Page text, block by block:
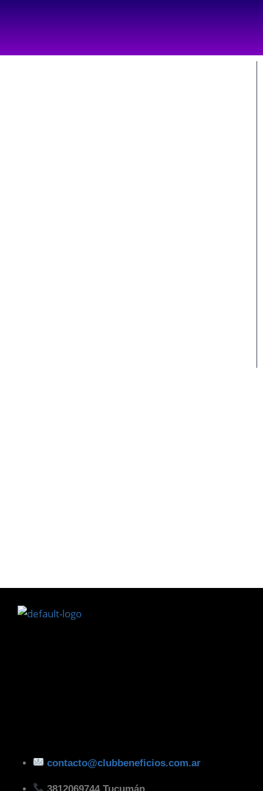
contacto@clubbeneficios.com.ar
3812069744 Tucumán